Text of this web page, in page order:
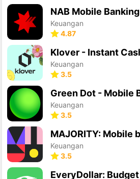
NAB Mobile Banking
Keuangan
4.87
Keuangan
3.5
Keuangan
3.5
Keuangan
3.5